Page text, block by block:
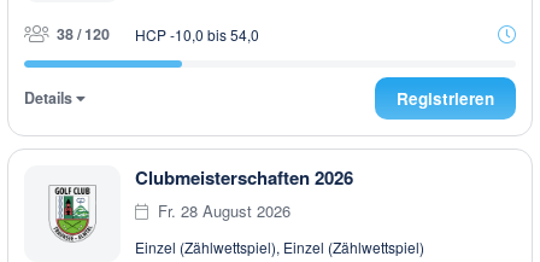
38 / 120 HCP -10,0 bis 54,0
Details Registrieren
Clubmeisterschaften 2026
Fr. 28 August 2026
Einzel (Zählwettspiel), Einzel (Zählwettspiel)